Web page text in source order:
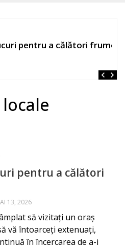
pentru a călători frumos
pentru a călători
13, 2026
să vizitați un oraș
vă întoarceți extenuați,
în încercarea de a-i